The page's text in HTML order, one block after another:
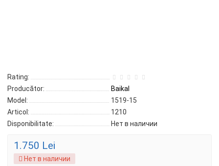
Rating:
Producător:
Baikal
Model:
1519-15
Articol:
1210
Disponibilitate:
Нет в наличии
1.750 Lei
Нет в наличии